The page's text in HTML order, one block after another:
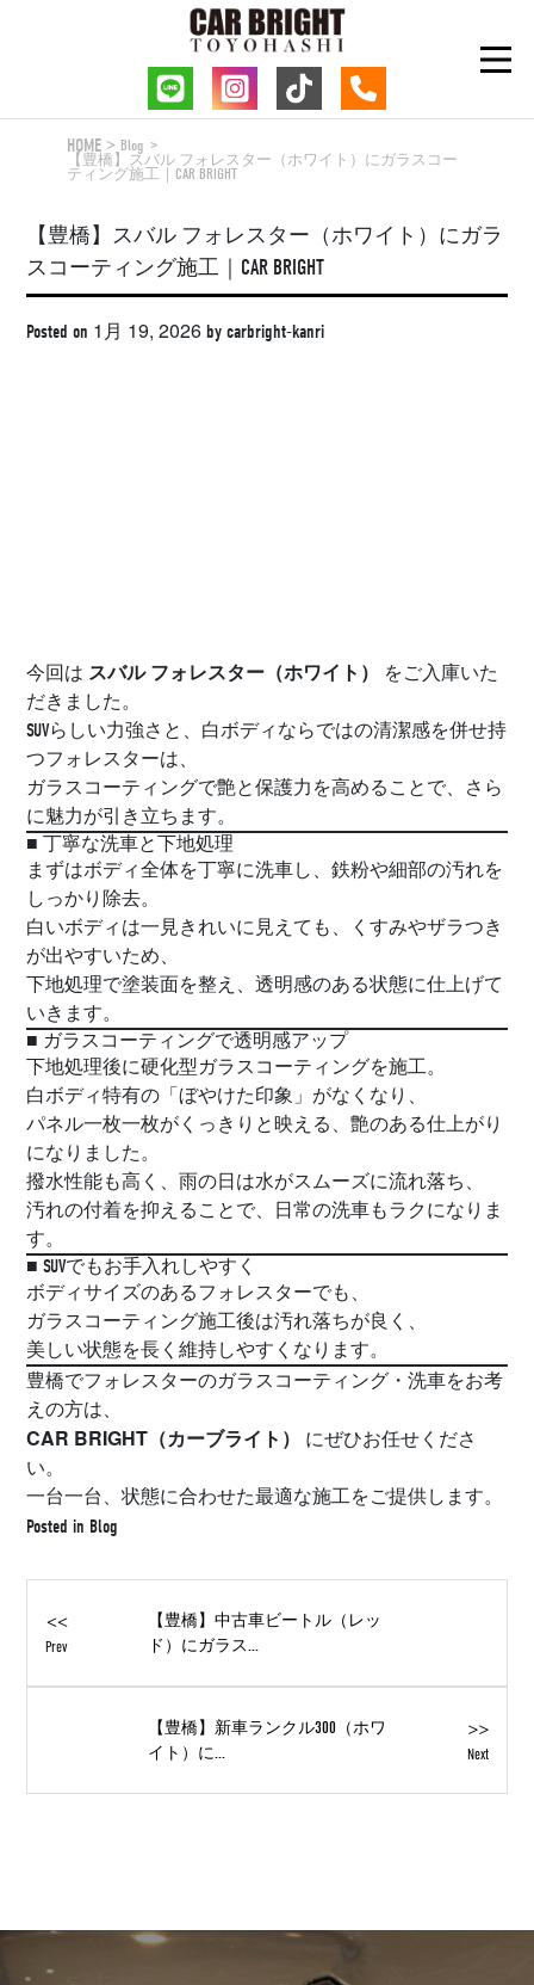
HOME
Blog
【豊橋】スバル フォレスター（ホワイト）にガラスコー
ティング施工｜CAR BRIGHT
【豊橋】スバル フォレスター（ホワイト）にガラ
スコーティング施工｜CAR BRIGHT
Posted on 1月 19, 2026 bycarbright-kanri
今回は スバル フォレスター（ホワイト）
をご入庫いた
だきました。
SUVらしい力強さと、白ボディならではの清潔感を併せ持
つフォレスターは、
ガラスコーティングで艶と保護力を高めることで、さら
に魅力が引き立ちます。
■ 丁寧な洗車と下地処理
まずはボディ全体を丁寧に洗車し、鉄粉や細部の汚れを
しっかり除去。
白いボディは一見きれいに見えても、くすみやザラつき
が出やすいため、
下地処理で塗装面を整え、透明感のある状態に仕上げて
いきます。
■ ガラスコーティングで透明感アップ
下地処理後に硬化型ガラスコーティングを施工。
白ボディ特有の「ぼやけた印象」がなくなり、
パネル一枚一枚がくっきりと映える、艶のある仕上がり
になりました。
撥水性能も高く、雨の日は水がスムーズに流れ落ち、
汚れの付着を抑えることで、日常の洗車もラクになりま
す。
■ SUVでもお手入れしやすく
ボディサイズのあるフォレスターでも、
ガラスコーティング施工後は汚れ落ちが良く、
美しい状態を長く維持しやすくなります。
豊橋でフォレスターのガラスコーティング・洗車をお考
えの方は、
CAR BRIGHT（カーブライト）
にぜひお任せくださ
い。
一台一台、状態に合わせた最適な施工をご提供します。
Posted in Blog
<<
Prev
【豊橋】中古車ビートル（レッ
ド）にガラス...
>>
Next
【豊橋】新車ランクル300（ホワ
イト）に...